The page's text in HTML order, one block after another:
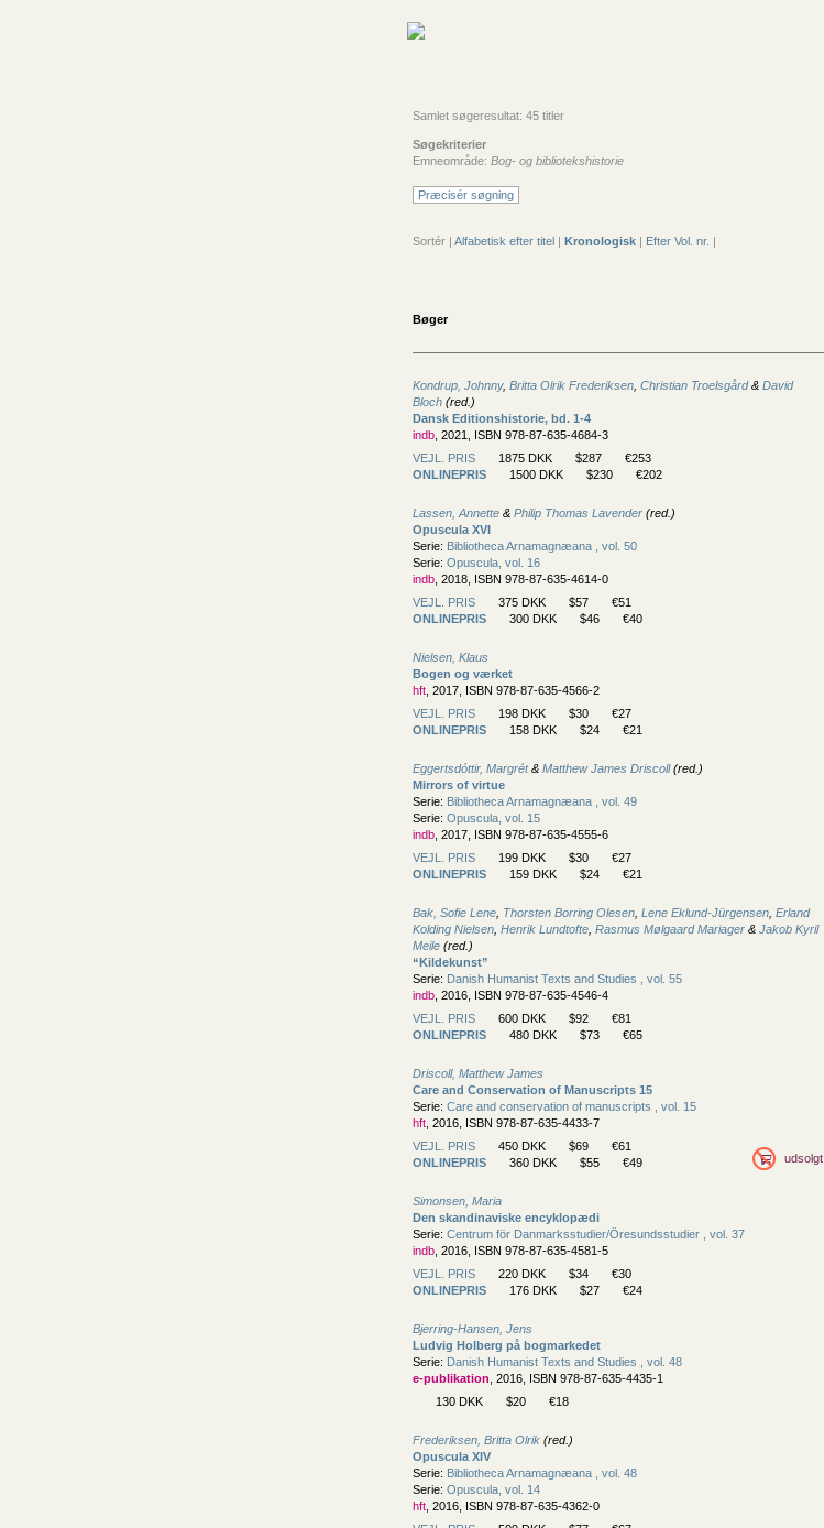
Samlet søgeresultat: 45 titler
Søgekriterier
Emneområde: Bog- og bibliotekshistorie
Præcisér søgning
Sortér | Alfabetisk efter titel | Kronologisk | Efter Vol. nr. |
Bøger
Kondrup, Johnny, Britta Olrik Frederiksen Christian Troelsgård& David
Bloch (red.)
Dansk Editions­historie, bd. 1-4
indb , 2021, ISBN 978-87-635-4684-3
VEJL. PRIS
1875 DKK $287
€253
ONLINEPRIS
1500 DKK $230 €202
Lassen, Annette & Philip Thomas Lavender (red.)
Opuscula XVI
Serie: Bibliotheca Arnamagnæana , vol. 50
Serie: Opuscula, vol. 16
indb , 2018, ISBN 978-87-635-4614-0
VEJL. PRIS
375 DKK $57
€51
ONLINEPRIS
300 DKK $46 €40
Nielsen, Klaus
Bogen og værket
hft , 2017, ISBN 978-87-635-4566-2
VEJL. PRIS
198 DKK $30
€27
ONLINEPRIS
158 DKK $24 €21
Eggertsdóttir, Margrét& Matthew James Driscoll(red.)
Mirrors of virtue
Serie: Bibliotheca Arnamagnæana , vol. 49
Serie: Opuscula, vol. 15
indb , 2017, ISBN 978-87-635-4555-6
VEJL. PRIS
199 DKK $30
€27
ONLINEPRIS
159 DKK $24 €21
Bak, Sofie Lene Thorsten Borring Olesen Lene Eklund-Jürgensen Erland
Kolding Nielsen Henrik Lundtofte Rasmus Mølgaard Mariager & Jakob Kyril
Meile (red.)
“Kildekunst”
Serie: Danish Humanist Texts and Studies , vol. 55
indb , 2016, ISBN 978-87-635-4546-4
VEJL. PRIS
600 DKK $92
€81
ONLINEPRIS
480 DKK $73 €65
Driscoll, Matthew James
Care and Conservation of Manuscripts 15
Serie: Care and conservation of manuscripts , vol. 15
hft , 2016, ISBN 978-87-635-4433-7
VEJL. PRIS
450 DKK $69
€61
ONLINEPRIS
360 DKK $55 €49 udsolgt
Simonsen, Maria
Den skandinaviske encyklopædi
Serie: Centrum för Danmarksstudier/Öresundsstudier , vol. 37
indb , 2016, ISBN 978-87-635-4581-5
VEJL. PRIS
220 DKK $34
€30
ONLINEPRIS
176 DKK $27 €24
Bjerring-Hansen, Jens
Ludvig Holberg på bogmarkedet
Serie: Danish Humanist Texts and Studies , vol. 48
e-publikation , 2016, ISBN 978-87-635-4435-1
130 DKK
$20 €18
Frederiksen, Britta Olrik (red.)
Opuscula XIV
Serie: Bibliotheca Arnamagnæana , vol. 48
Serie: Opuscula, vol. 14
hft , 2016, ISBN 978-87-635-4362-0